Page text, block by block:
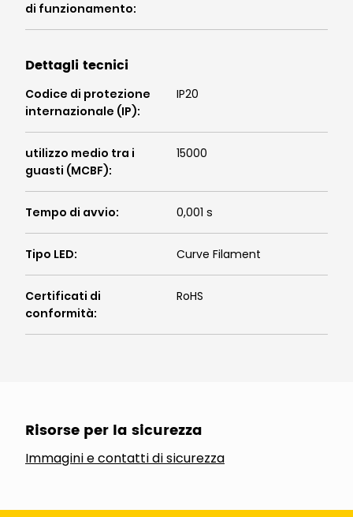
di funzionamento:
Dettagli tecnici
Codice di protezione
internazionale (IP):
IP20
utilizzo medio tra i
guasti (MCBF):
15000
Tempo di avvio: 0,001 s
Tipo LED: Curve Filament
Certificati di
conformità:
RoHS
Risorse per la sicurezza
Immagini e contatti di sicurezza